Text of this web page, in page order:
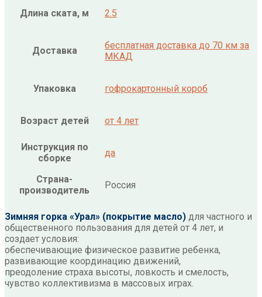
Длина ската, м 2.5
Доставка
бесплатная доставка до 70 км за
МКАД
Упаковка гофрокартонный короб
Возраст детей от 4 лет
Инструкция по
сборке
да
Страна-
производитель
Россия
Зимняя горка «Урал» (покрытие масло) для частного и
общественного пользования для детей от 4 лет, и
создает условия:
обеспечивающие физическое развитие ребенка,
развивающие координацию движений,
преодоление страха высоты, ловкость и смелость,
чувство коллективизма в массовых играх.